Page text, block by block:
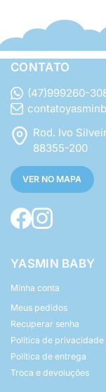
CONTATO
(47)999260-
Rod. Ivo
88355-200
VER NO MAPA
YASMIN BABY
Minha conta
Meus pedidos
Recuperar senha
Política de privacidade
Política de entrega
Troca e devoluções